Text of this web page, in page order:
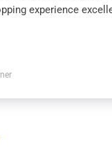
experience